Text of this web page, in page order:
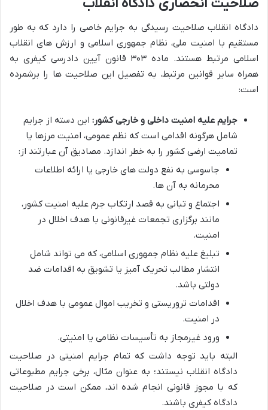
دادگاه انقلاب صلاحیت رسیدگی به جرایم خاصی را دارد که به طور
مستقیم با امنیت ملی، نظام جمهوری اسلامی و ارزش های انقلاب
اسلامی مرتبط هستند. ماده ۳۰۳ قانون آیین دادرسی کیفری به
همراه سایر قوانین مرتبط، به تفصیل این صلاحیت ها را برشمرده
است:
جرایم علیه امنیت داخلی و خارجی کشور: این دسته از جرایم
شامل هرگونه اقدامی است که نظم عمومی، امنیت مرزها یا
تمامیت ارضی کشور را به خطر اندازد. مصادیق آن عبارتند از:
جاسوسی به نفع دولت های خارجی یا ارائه اطلاعات
محرمانه به آن ها.
اجتماع و تبانی به قصد ارتکاب جرم علیه امنیت کشور،
مانند برگزاری تجمعات غیرقانونی با هدف اخلال در
امنیت.
تبلیغ علیه نظام جمهوری اسلامی، که می تواند شامل
انتشار مطالب تحریک آمیز یا تشویق به اقدامات ضد
دولتی باشد.
اقدامات تروریستی و تخریب اموال عمومی با هدف اخلال
در امنیت.
ورود غیرمجاز به تأسیسات نظامی یا امنیتی.
البته باید توجه داشت که تمام جرایم امنیتی در صلاحیت
دادگاه انقلاب نیستند؛ به عنوان مثال، برخی جرایم مطبوعاتی
که با مجوز قانونی انجام شده اند، ممکن است در صلاحیت
دادگاه کیفری باشند.